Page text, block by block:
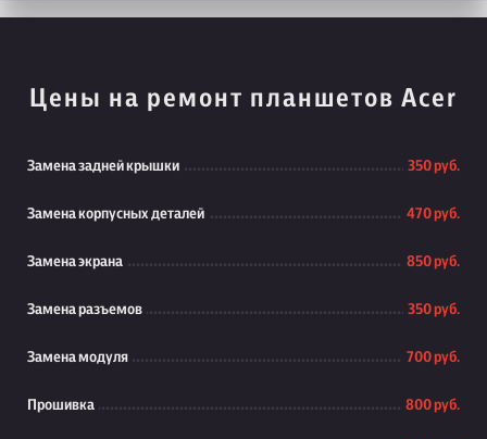
Цены на ремонт планшетов Acer
Замена задней крышки 350 руб.
Замена корпусных деталей 470 руб.
Замена экрана 850 руб.
Замена разъемов 350 руб.
Замена модуля 700 руб.
Прошивка 800 руб.